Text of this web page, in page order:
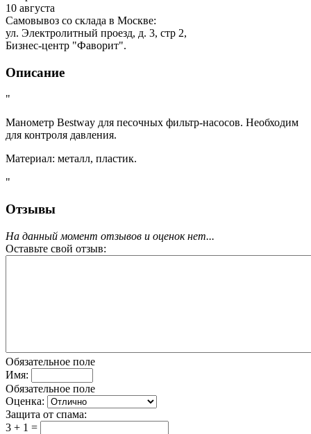
10 августа
Самовывоз со склада в Москве:
ул. Электролитный проезд, д. 3, стр 2,
Бизнес-центр "Фаворит".
Описание
"
Манометр Bestway для песочных фильтр-насосов. Необходим
для контроля давления.
Материал: металл, пластик.
"
Отзывы
На данный момент отзывов и оценок нет...
Оставьте свой отзыв:
Обязательное поле
Имя:
Обязательное поле
Оценка:
Защита от спама:
3 + 1 =